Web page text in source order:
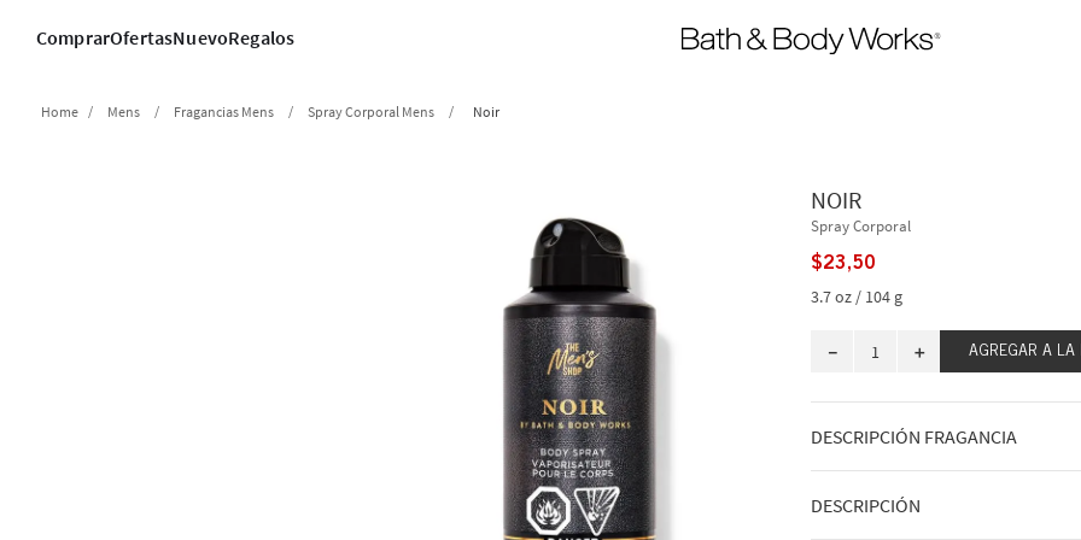
ComprarOfertasNuevoRegalos
Mens Fragancias Mens Spray Corporal Mens Noir
NOIR
Spray Corporal
$23,50
3.7 oz / 104 g
＋
－ AGREGAR A LA
DESCRIPCIÓN FRAGANCIA
A qué huele: una noche misteriosa en
DESCRIPCIÓN